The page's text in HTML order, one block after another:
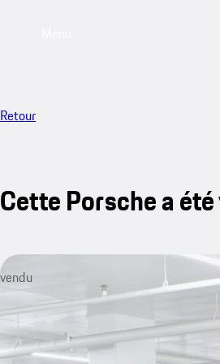
Retour
Cette Porsche a
vendu